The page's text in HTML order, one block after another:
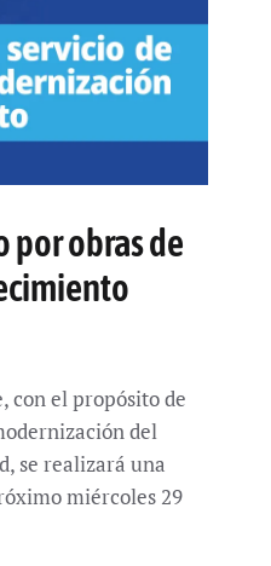
por obras de
con el propósito de
del
se realizará una
miércoles 29